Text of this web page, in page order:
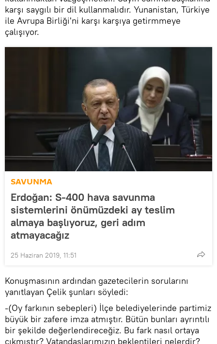
karşı saygılı bir dil kullanmalıdır. Yunanistan, Türkiye
ile Avrupa Birliği'ni karşı karşıya getirmmeye
çalışıyor.
SAVUNMA
Erdoğan: S-400 hava savunma
sistemlerini önümüzdeki ay teslim
almaya başlıyoruz, geri adım
atmayacağız
25 Haziran 2019, 11:51
Konuşmasının ardından gazetecilerin sorularını
yanıtlayan Çelik şunları söyledi:
-(Oy farkının sebepleri) İlçe belediyelerinde partimiz
büyük bir zafere imza atmıştır. Bütün bunları ayrıntılı
bir şekilde değerlendireceğiz. Bu fark nasıl ortaya
çıkmıştır? Vatandaşlarımızın beklentileri nelerdir?